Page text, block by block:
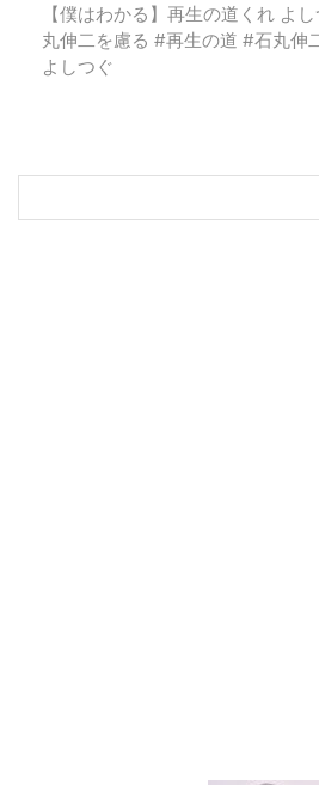
【僕はわかる】再生の道くれ よ
丸伸二を慮る #再生の道 #石丸伸
よしつぐ